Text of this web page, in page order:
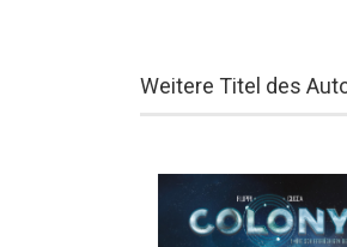
Weitere Titel des